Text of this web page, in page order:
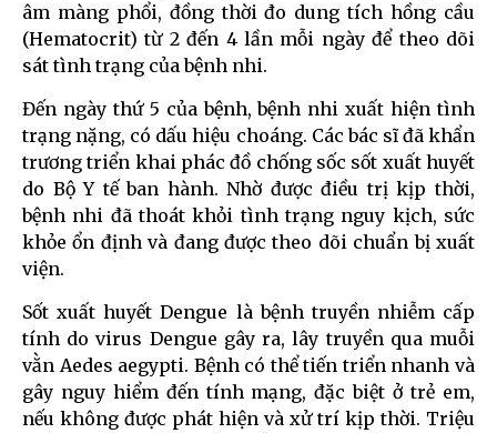
âm màng phổi, đồng thời đo dung tích hồng cầu
(Hematocrit) từ 2 đến 4 lần mỗi ngày để theo dõi
sát tình trạng của bệnh nhi.
Đến ngày thứ 5 của bệnh, bệnh nhi xuất hiện tình
trạng nặng, có dấu hiệu choáng. Các bác sĩ đã khẩn
trương triển khai phác đồ chống sốc sốt xuất huyết
do Bộ Y tế ban hành. Nhờ được điều trị kịp thời,
bệnh nhi đã thoát khỏi tình trạng nguy kịch, sức
khỏe ổn định và đang được theo dõi chuẩn bị xuất
viện.
Sốt xuất huyết Dengue là bệnh truyền nhiễm cấp
tính do virus Dengue gây ra, lây truyền qua muỗi
vằn Aedes aegypti. Bệnh có thể tiến triển nhanh và
gây nguy hiểm đến tính mạng, đặc biệt ở trẻ em,
nếu không được phát hiện và xử trí kịp thời. Triệu